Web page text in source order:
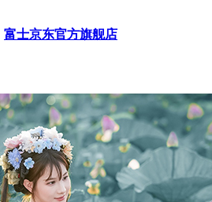
富士京东官方旗舰店